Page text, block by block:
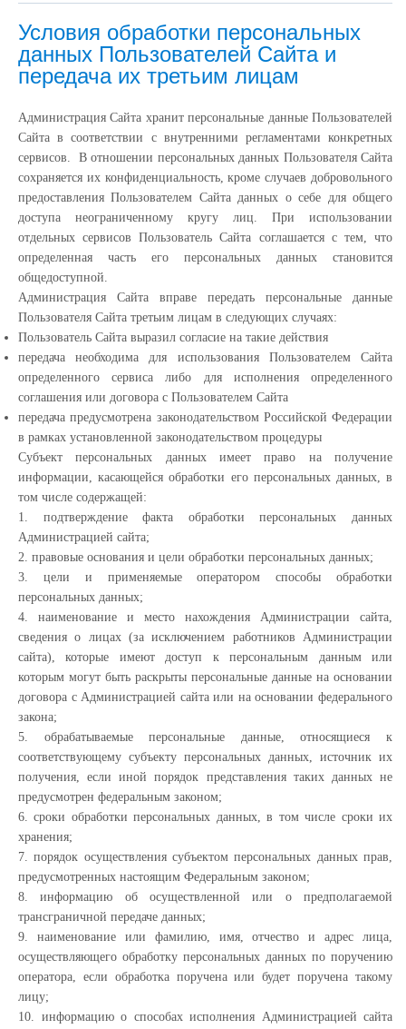
Условия обработки персональных
данных Пользователей Сайта и
передача их третьим лицам
Администрация Сайта хранит персональные данные Пользователей
Сайта в соответствии с внутренними регламентами конкретных
сервисов. В отношении персональных данных Пользователя Сайта
сохраняется их конфиденциальность, кроме случаев добровольного
предоставления Пользователем Сайта данных о себе для общего
доступа неограниченному кругу лиц. При использовании
отдельных сервисов Пользователь Сайта соглашается с тем, что
определенная часть его персональных данных становится
общедоступной.
Администрация Сайта вправе передать персональные данные
Пользователя Сайта третьим лицам в следующих случаях:
Пользователь Сайта выразил согласие на такие действия
передача необходима для использования Пользователем Сайта
определенного сервиса либо для исполнения определенного
соглашения или договора с Пользователем Сайта
передача предусмотрена законодательством Российской Федерации
в рамках установленной законодательством процедуры
Субъект персональных данных имеет право на получение
информации, касающейся обработки его персональных данных, в
том числе содержащей:
1. подтверждение факта обработки персональных данных
Администрацией сайта;
2. правовые основания и цели обработки персональных данных;
3. цели и применяемые оператором способы обработки
персональных данных;
4. наименование и место нахождения Администрации сайта,
сведения о лицах (за исключением работников Администрации
сайта), которые имеют доступ к персональным данным или
которым могут быть раскрыты персональные данные на основании
договора с Администрацией сайта или на основании федерального
закона;
5. обрабатываемые персональные данные, относящиеся к
соответствующему субъекту персональных данных, источник их
получения, если иной порядок представления таких данных не
предусмотрен федеральным законом;
6. сроки обработки персональных данных, в том числе сроки их
хранения;
7. порядок осуществления субъектом персональных данных прав,
предусмотренных настоящим Федеральным законом;
8. информацию об осуществленной или о предполагаемой
трансграничной передаче данных;
9. наименование или фамилию, имя, отчество и адрес лица,
осуществляющего обработку персональных данных по поручению
оператора, если обработка поручена или будет поручена такому
лицу;
10. информацию о способах исполнения Администрацией сайта